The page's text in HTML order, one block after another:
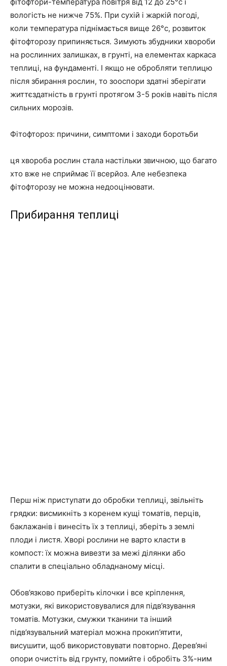
вологість не нижче 75%. При сухій і жаркій погоді,
коли температура піднімається вище 26°c, розвиток
фітофторозу припиняється. Зимують збудники хвороби
на рослинних залишках, в грунті, на елементах каркаса
теплиці, на фундаменті. І якщо не обробляти теплицю
після збирання рослин, то зооспори здатні зберігати
життєздатність в грунті протягом 3-5 років навіть після
сильних морозів.
Фітофтороз: причини, симптоми і заходи боротьби
ця хвороба рослин стала настільки звичною, що багато
хто вже не сприймає її всерйоз. Але небезпека
фітофторозу не можна недооцінювати.
Прибирання теплиці
Перш ніж приступати до обробки теплиці, звільніть
грядки: висмикніть з коренем кущі томатів, перців,
баклажанів і винесіть їх з теплиці, зберіть з землі
плоди і листя. Хворі рослини не варто класти в
компост: їх можна вивезти за межі ділянки або
спалити в спеціально обладнаному місці.
Обов’язково приберіть кілочки і все кріплення,
мотузки, які використовувалися для підв’язування
томатів. Мотузки, смужки тканини та інший
підв’язувальний матеріал можна прокип’ятити,
висушити, щоб використовувати повторно. Дерев’яні
опори очистіть від грунту, помийте і обробіть 3%-ним